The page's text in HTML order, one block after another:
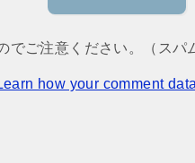
ご注意ください。（スパ
how your comment